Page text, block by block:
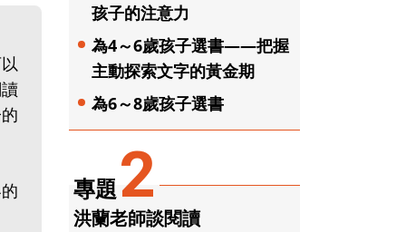
孩子的注意力
為4～6歲孩子選書——把握
主動探索文字的黃金期
為6～8歲孩子選書
專題2
洪蘭老師談閱讀